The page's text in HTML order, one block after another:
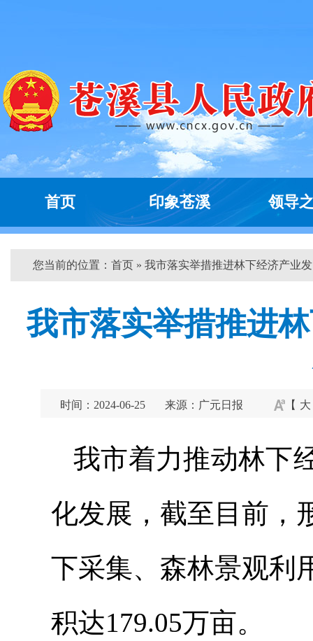
首页 印象苍溪 领导
您当前的位置： 首页 » 我市落实举措推进林下经济产业
我市落实举措推进
时间：2024-06-25 来源：广元日报 【 大
我市着力推动林下
化发展，截至目前，
下采集、森林景观利
积达179.05万亩。